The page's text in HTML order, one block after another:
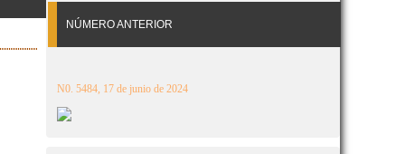
NÚMERO ANTERIOR
N0. 5484, 17 de junio de 2024